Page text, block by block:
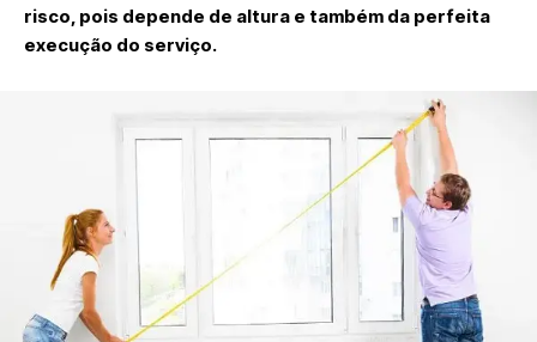
risco, pois depende de altura e também da perfeita
execução do serviço.